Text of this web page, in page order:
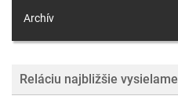
Archív
Reláciu najbližšie vysielame